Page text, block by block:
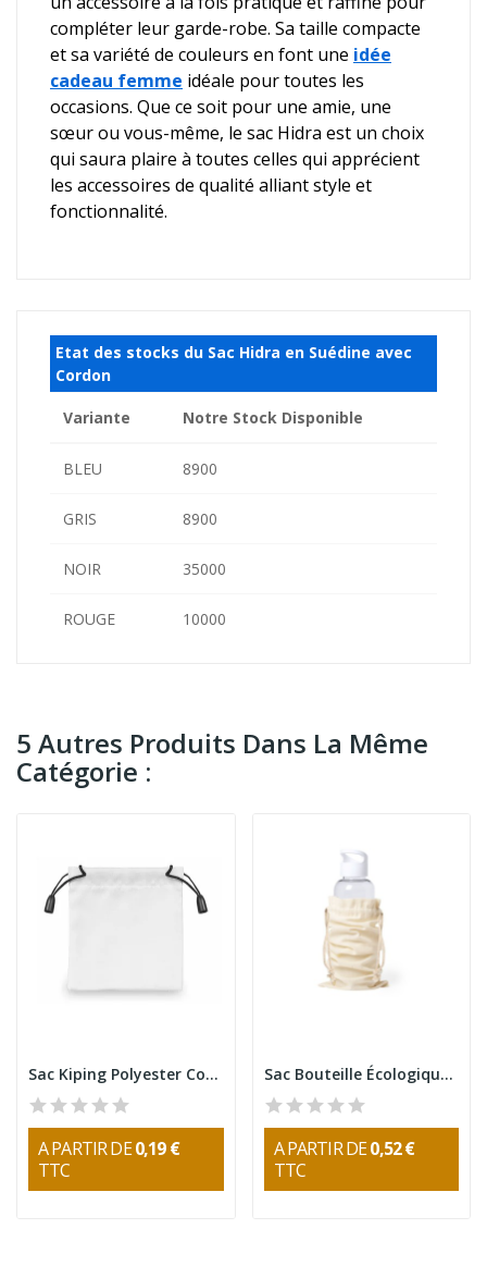
compléter leur garde-robe. Sa taille compacte
et sa variété de couleurs en font une idée
cadeau femme idéale pour toutes les
occasions. Que ce soit pour une amie, une
sœur ou vous-même, le sac Hidra est un choix
qui saura plaire à toutes celles qui apprécient
les accessoires de qualité alliant style et
fonctionnalité.
Etat des stocks du Sac Hidra en Suédine avec
Cordon
Variante Notre Stock Disponible
BLEU 8900
GRIS 8900
NOIR 35000
ROUGE 10000
5 Autres Produits Dans La Même
Catégorie :
Sac Kiping Polyester Compact
A PARTIR DE0,19 €
TTC
Sac Bouteille Écologique Marcex
A PARTIR DE0,52 €
TTC